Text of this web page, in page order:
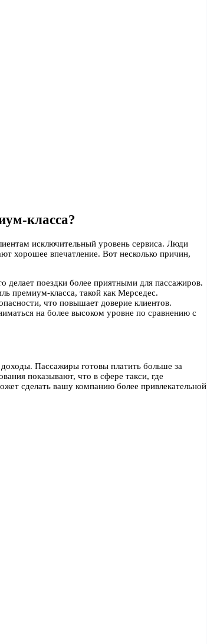
класса?
исключительный уровень сервиса. Люди
хорошее впечатление. Вот несколько причин,
поездки более приятными для пассажиров.
премиум-класса, такой как Мерседес.
что повышает доверие клиентов.
на более высоком уровне по сравнению с
Пассажиры готовы платить больше за
показывают, что в сфере такси, где
сделать вашу компанию более привлекательной